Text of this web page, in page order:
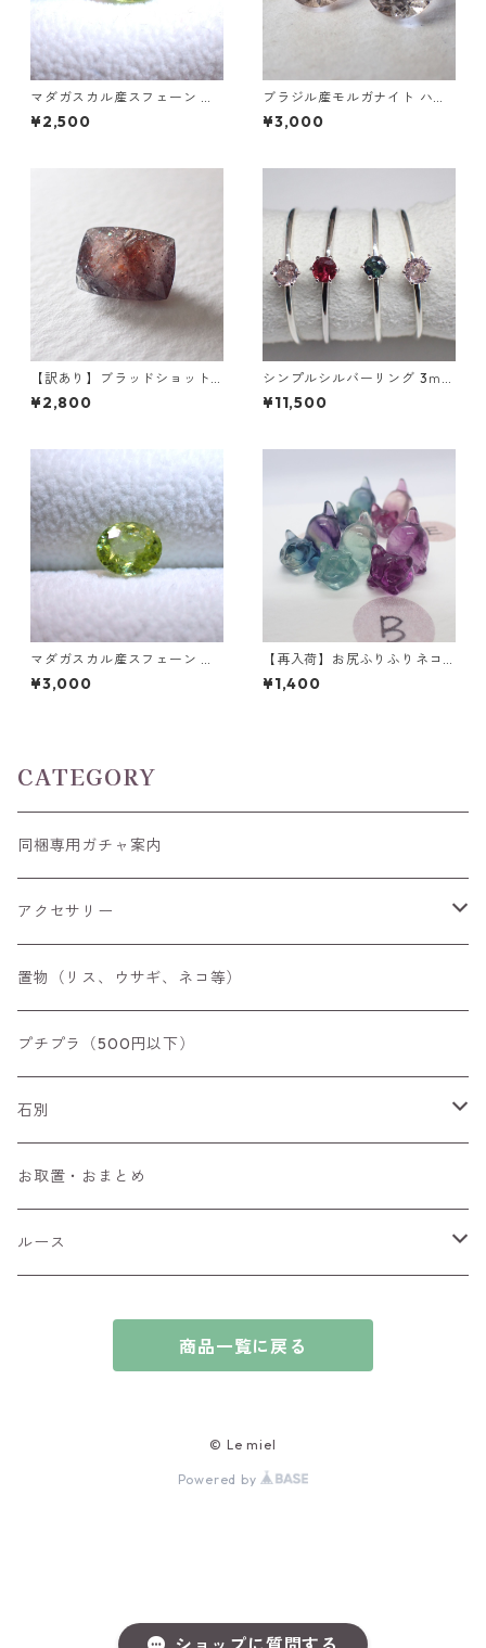
マダガスカル産スフェーン オ
ーバルカットルース 0.86ct 6.
7mm*4.8mm*2.8mm
¥2,500
ブラジル産モルガナイト ハー
トカット(5mm)/ラウンドカッ
トルース(6mm)
¥3,000
【訳あり】ブラッドショット
アイオライト 3.25ct 11.0mm*
8.25mm*5.0mm
¥2,800
シンプルシルバーリング 3ｍｍ
9号/11号
¥11,500
マダガスカル産スフェーン オ
ーバルカットルース 1.03ct 6.
3mm*5.3mm*3.6mm
¥3,000
【再入荷】お尻ふりふりネコ
フローライト彫刻 3g前後 15m
m*10.5mm*17.5mm前後
¥1,400
CATEGORY
同梱専用ガチャ案内
アクセサリー
空枠
リング
ペンダントトップ
ブローチ
チャーム
ブレスレット
置物（リス、ウサギ、ネコ等）
プチプラ（500円以下）
石別
アイオライト
アウイナイト
アクアマリン
お取置・おまとめ
ルース
カボションカット
商品一覧に戻る
© Le miel
Powered by